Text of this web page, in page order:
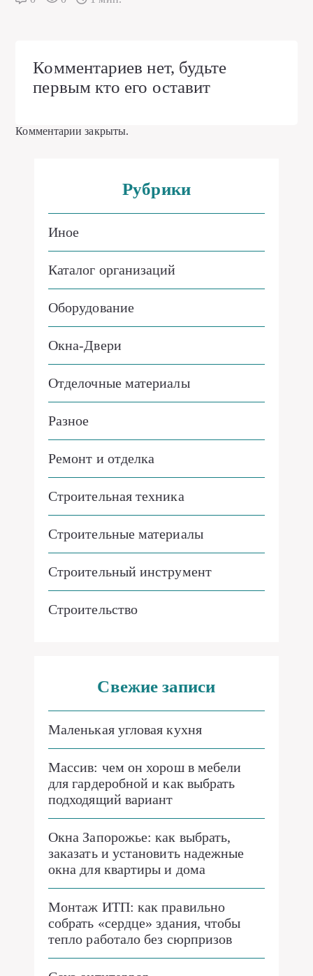
Комментариев нет, будьте
первым кто его оставит
Комментарии закрыты.
Рубрики
Иное
Каталог организаций
Оборудование
Окна-Двери
Отделочные материалы
Разное
Ремонт и отделка
Строительная техника
Строительные материалы
Строительный инструмент
Строительство
Свежие записи
Маленькая угловая кухня
Массив: чем он хорош в мебели
для гардеробной и как выбрать
подходящий вариант
Окна Запорожье: как выбрать,
заказать и установить надежные
окна для квартиры и дома
Монтаж ИТП: как правильно
собрать «сердце» здания, чтобы
тепло работало без сюрпризов